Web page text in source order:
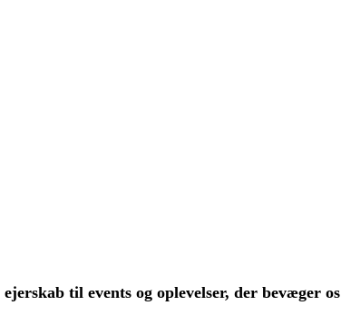
til events og oplevelser, der bevæger os